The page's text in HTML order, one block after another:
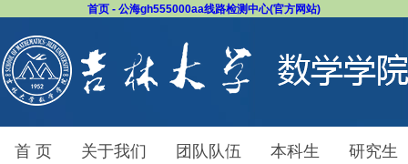
首页 - 公海gh555000aa线路检测中心(官方网站)
首 页 关于我们 团队队伍 本科生 研究生